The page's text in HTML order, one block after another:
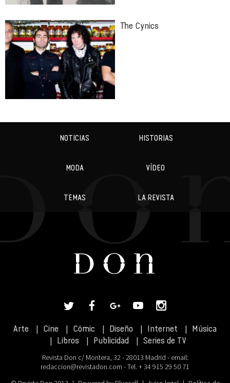
The Cynics
NOTICIAS HISTORIAS
MODA VÍDEO
TEMAS LA REVISTA
Arte Cine Cómic Diseño Internet
Música
Libros
Publicidad Series de TV
Revista Don c/ Montera, 32 - 28013 Madrid - email:
redaccion@revistadon.com - Tel. + 34 915 29 50 71